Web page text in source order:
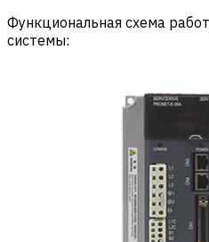
Функциональная схема
системы: